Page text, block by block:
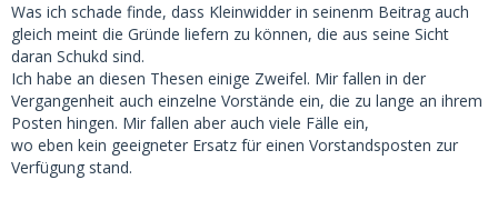
Was ich schade finde, dass Kleinwidder in seinenm Beitrag auch
gleich meint die Gründe liefern zu können, die aus seine Sicht
daran Schukd sind.
Ich habe an diesen Thesen einige Zweifel. Mir fallen in der
Vergangenheit auch einzelne Vorstände ein, die zu lange an ihrem
Posten hingen. Mir fallen aber auch viele Fälle ein,
wo eben kein geeigneter Ersatz für einen Vorstandsposten zur
Verfügung stand.